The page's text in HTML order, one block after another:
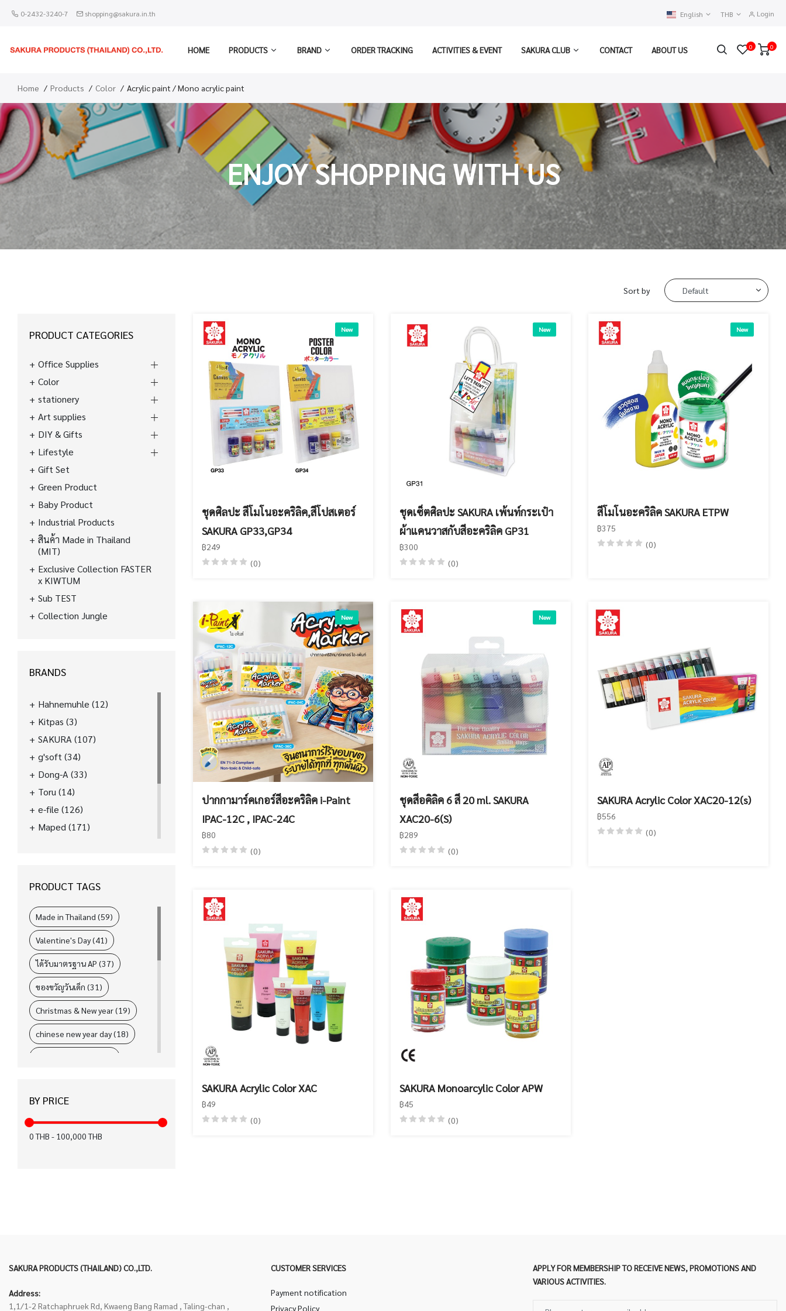
0-2432-3240-7 shopping@sakura.in.th English THB Login
HOME PRODUCTS BRAND ORDER TRACKING ACTIVITIES & EVENT SAKURA CLUB CONTACT ABOUT US 0 0
Home Products Color Acrylic paint / Mono acrylic paint
ENJOY SHOPPING WITH US
Sort by
PRODUCT CATEGORIES
Office Supplies
Color
stationery
Art supplies
DIY & Gifts
Lifestyle
Gift Set
Green Product
Baby Product
Industrial Products
สินค้า Made in Thailand
(MIT)
Exclusive Collection FASTER
x KIWTUM
Sub TEST
Collection Jungle
BRANDS
Hahnemuhle (12)
Kitpas (3)
SAKURA (107)
g'soft (34)
Dong-A (33)
Toru (14)
e-file (126)
Maped (171)
L&P(4)
PRODUCT TAGS
Made in Thailand (59)
Valentine's Day (41)
ได้รับมาตรฐาน AP (37)
ของขวัญวันเด็ก (31)
Christmas & New year (19)
chinese new year day (18)
ได้รับมาตรฐาน KC (12)
สำหรับคนถนัดมือซ้าย (8)
ได้รับมาตรฐาน EN71 (0)
ได้รับมาตรฐาน Recycled (0)
BY PRICE
0THB - 100,000THB
New
ชุดศิลปะ สีโมโนอะคริลิค,สีโปสเตอร์
SAKURA GP33,GP34
฿249
(0)
New
ชุดเซ็ตศิลปะ SAKURA เพ้นท์กระเป๋า
ผ้าแคนวาสกับสีอะคริลิค GP31
฿300
(0)
New
สีโมโนอะคริลิค SAKURA ETPW
฿375
(0)
New
ปากกามาร์คเกอร์สีอะคริลิค i-Paint
IPAC-12C , IPAC-24C
฿80
(0)
New
ชุดสีอคิลิค 6 สี 20 ml. SAKURA
XAC20-6(S)
฿289
(0)
SAKURA Acrylic Color XAC20-12(s)
฿556
(0)
SAKURA Acrylic Color XAC
฿49
(0)
SAKURA Monoarcylic Color APW
฿45
(0)
SAKURA PRODUCTS (THAILAND) CO.,LTD.
Address:
1,1/1-2 Ratchaphruek Rd, Kwaeng Bang Ramad , Taling-chan ,
CUSTOMER SERVICES
Payment notification
Privacy Policy
APPLY FOR MEMBERSHIP TO RECEIVE NEWS, PROMOTIONS AND
VARIOUS ACTIVITIES.